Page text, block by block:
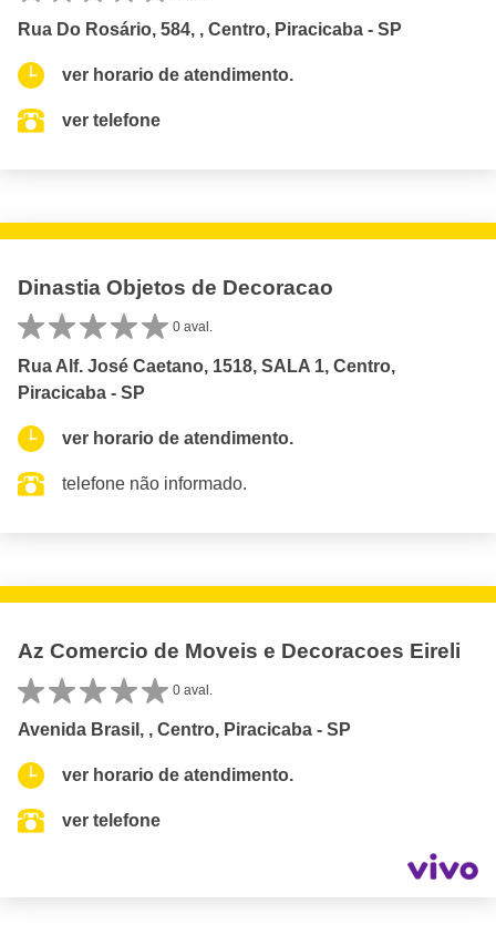
Rua Do Rosário, 584, , Centro, Piracicaba - SP
ver horario de atendimento.
ver telefone
Dinastia Objetos de Decoracao
0 aval.
Rua Alf. José Caetano, 1518, SALA 1, Centro,
Piracicaba - SP
ver horario de atendimento.
telefone não informado.
Az Comercio de Moveis e Decoracoes Eireli
0 aval.
Avenida Brasil, , Centro, Piracicaba - SP
ver horario de atendimento.
ver telefone